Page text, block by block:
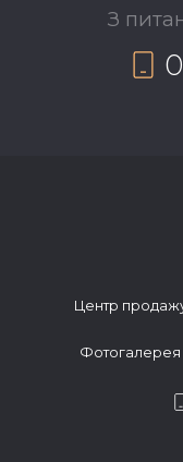
З
Центр
Фотогалерея